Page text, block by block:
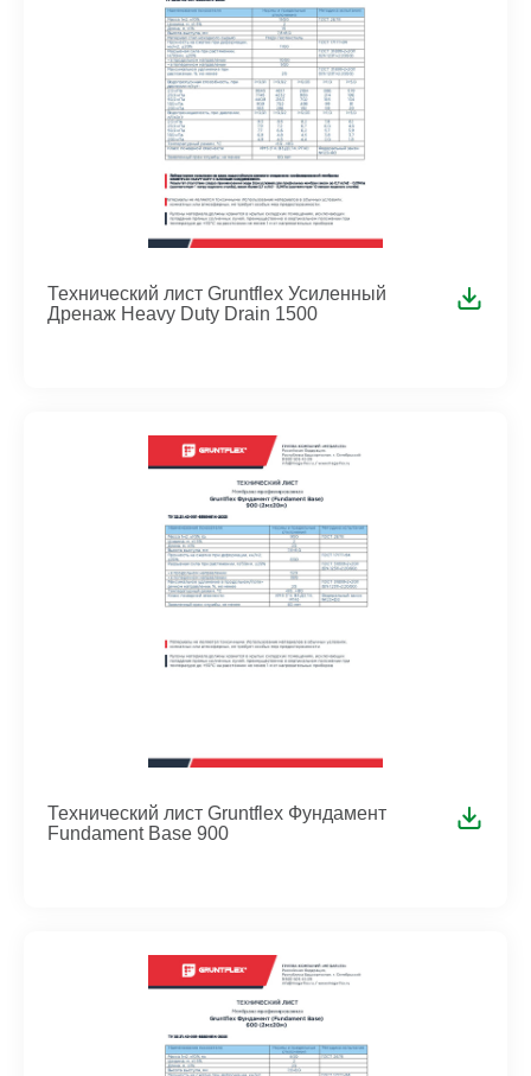
Технический лист Gruntflex Усиленный
Дренаж Heavy Duty Drain 1500
Технический лист Gruntflex Фундамент
Fundament Base 900